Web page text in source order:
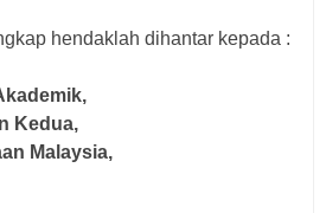
hendaklah dihantar kepada :
Kedua,
Malaysia,